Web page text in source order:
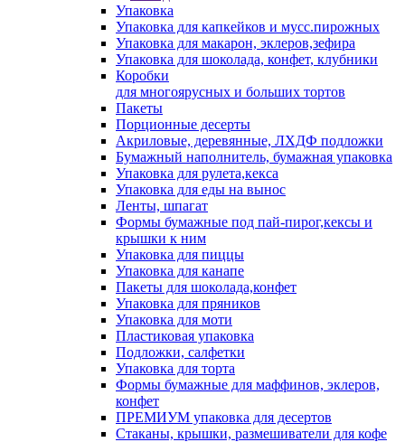
Упаковка
Упаковка для капкейков и мусс.пирожных
Упаковка для макарон, эклеров,зефира
Упаковка для шоколада, конфет, клубники
Коробки
для многоярусных и больших тортов
Пакеты
Порционные десерты
Акриловые, деревянные, ЛХДФ подложки
Бумажный наполнитель, бумажная упаковка
Упаковка для рулета,кекса
Упаковка для еды на вынос
Ленты, шпагат
Формы бумажные под пай-пирог,кексы и
крышки к ним
Упаковка для пиццы
Упаковка для канапе
Пакеты для шоколада,конфет
Упаковка для пряников
Упаковка для моти
Пластиковая упаковка
Подложки, салфетки
Упаковка для торта
Формы бумажные для маффинов, эклеров,
конфет
ПРЕМИУМ упаковка для десертов
Стаканы, крышки, размешиватели для кофе